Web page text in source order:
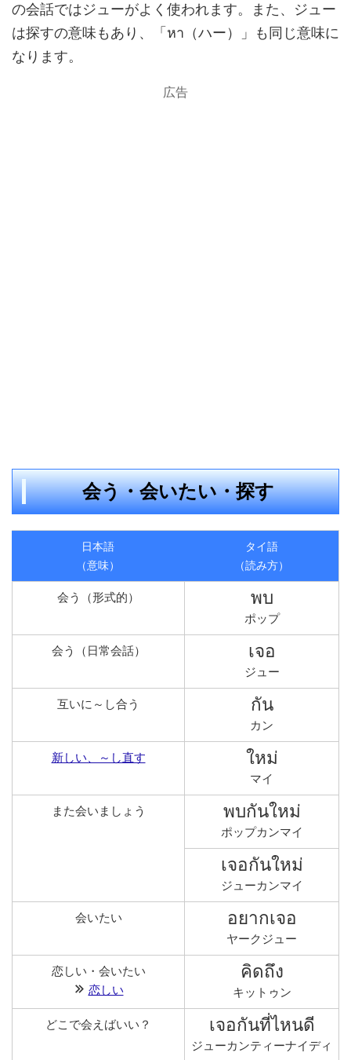
の会話ではジューがよく使われます。また、ジュー
は探すの意味もあり、「หา（ハー）」も同じ意味に
なります。
広告
会う・会いたい・探す
日本語
（意味）
タイ語
（読み方）
会う（形式的） พบ
ポップ
会う（日常会話） เจอ
ジュー
互いに～し合う กัน
カン
新しい、～し直す ใหม่
マイ
また会いましょう พบกันใหม่
ポップカンマイ
เจอกันใหม่
ジューカンマイ
会いたい อยากเจอ
ヤークジュー
恋しい・会いたい
恋しい
คิดถึง
キットゥン
どこで会えばいい？ เจอกันที่ไหนดี
ジューカンティーナイディ